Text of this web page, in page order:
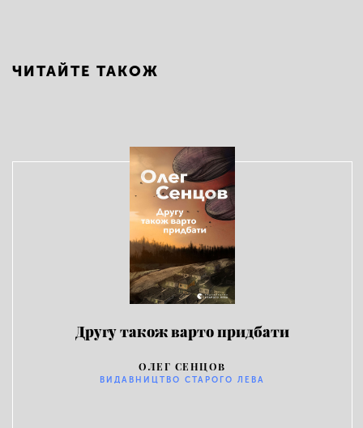
ЧИТАЙТЕ ТАКОЖ
Другу також варто придбати
ОЛЕГ СЕНЦОВ
ВИДАВНИЦТВО СТАРОГО ЛЕВА